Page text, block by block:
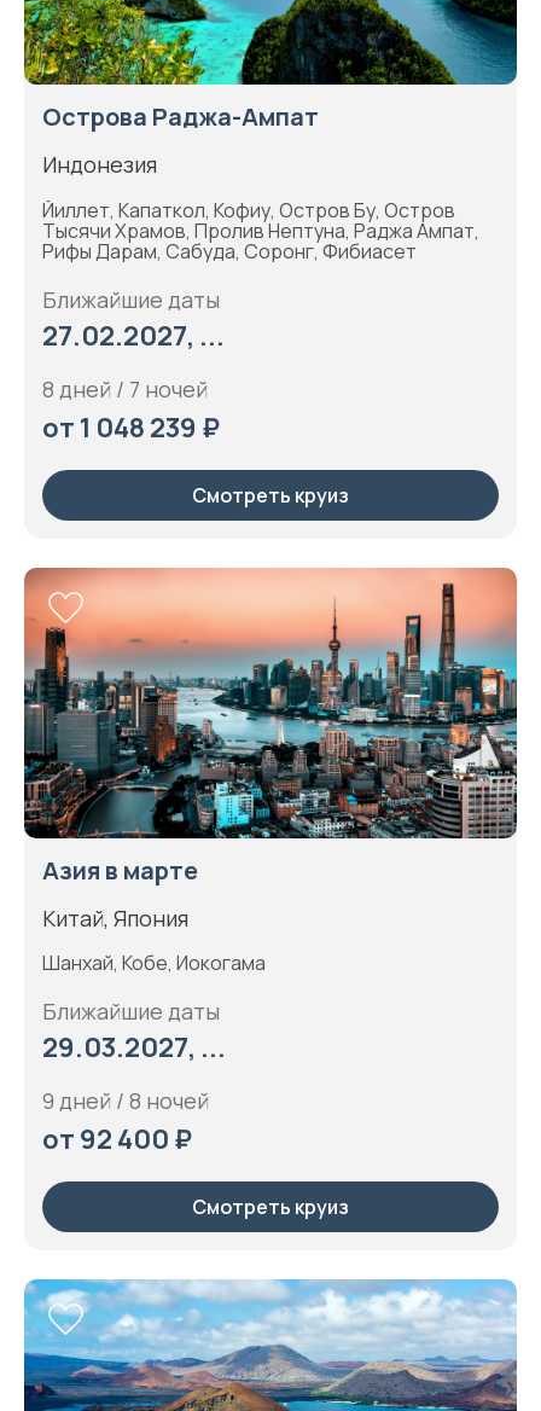
Острова Раджа-Ампат
Индонезия
Йиллет, Капаткол, Кофиу, Остров Бу, Остров
Тысячи Храмов, Пролив Нептуна, Раджа Ампат,
Рифы Дарам, Сабуда, Соронг, Фибиасет
Ближайшие даты
27.02.2027, ...
8 дней / 7 ночей
от 1 048 239 ₽
Смотреть круиз
Азия в марте
Китай, Япония
Шанхай, Кобе, Иокогама
Ближайшие даты
29.03.2027, ...
9 дней / 8 ночей
от 92 400 ₽
Смотреть круиз